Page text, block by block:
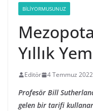
BILIYORMUSUNUZ
Yıllık
Editör 4 Temmuz 2022
Profesör Bill
gelen bir tarifi